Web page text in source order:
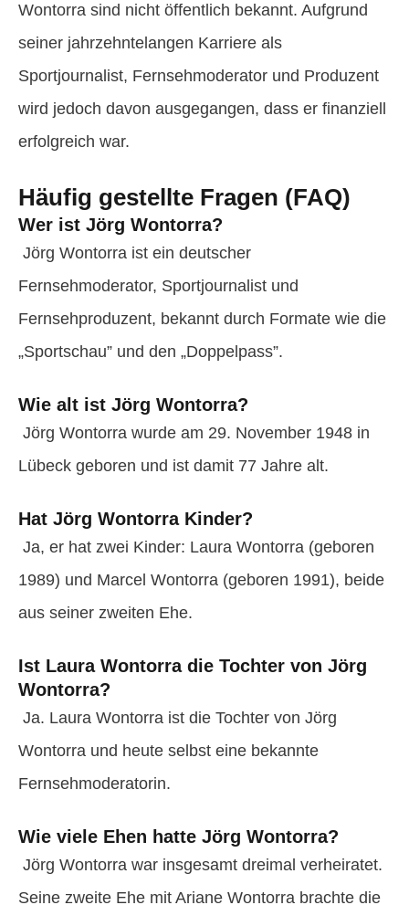
Wontorra sind nicht öffentlich bekannt. Aufgrund
seiner jahrzehntelangen Karriere als
Sportjournalist, Fernsehmoderator und Produzent
wird jedoch davon ausgegangen, dass er finanziell
erfolgreich war.
Häufig gestellte Fragen (FAQ)
Wer ist Jörg Wontorra?
Jörg Wontorra ist ein deutscher
Fernsehmoderator, Sportjournalist und
Fernsehproduzent, bekannt durch Formate wie die
„Sportschau” und den „Doppelpass”.
Wie alt ist Jörg Wontorra?
Jörg Wontorra wurde am 29. November 1948 in
Lübeck geboren und ist damit 77 Jahre alt.
Hat Jörg Wontorra Kinder?
Ja, er hat zwei Kinder: Laura Wontorra (geboren
1989) und Marcel Wontorra (geboren 1991), beide
aus seiner zweiten Ehe.
Ist Laura Wontorra die Tochter von Jörg
Wontorra?
Ja. Laura Wontorra ist die Tochter von Jörg
Wontorra und heute selbst eine bekannte
Fernsehmoderatorin.
Wie viele Ehen hatte Jörg Wontorra?
Jörg Wontorra war insgesamt dreimal verheiratet.
Seine zweite Ehe mit Ariane Wontorra brachte die